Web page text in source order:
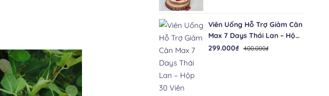
Viên Uống Hỗ Trợ Giảm Cân
Max 7 Days Thái Lan – Hộp
30 Viên
299.000₫ 400.000₫